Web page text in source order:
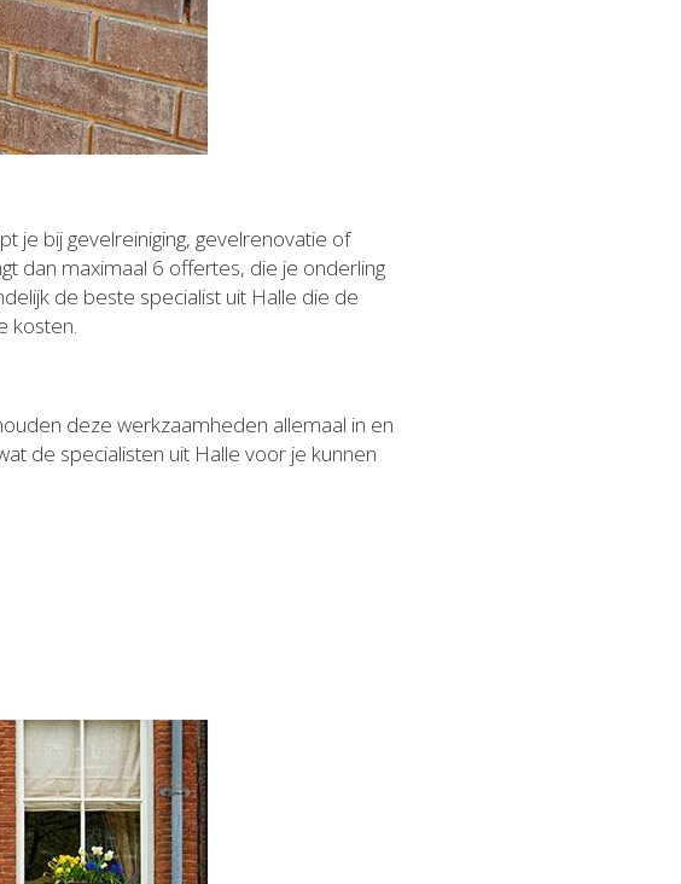
je bij gevelreiniging, gevelrenovatie of
dan maximaal 6 offertes, die je onderling
de beste specialist uit Halle die de
kosten.
deze werkzaamheden allemaal in en
de specialisten uit Halle voor je kunnen